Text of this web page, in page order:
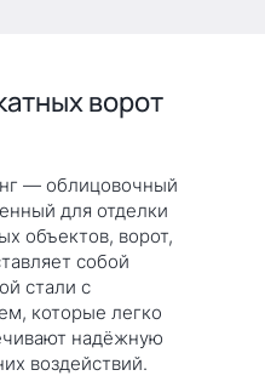
ворот
— облицовочный
для отделки
объектов, ворот,
собой
стали с
которые легко
надёжную
воздействий.